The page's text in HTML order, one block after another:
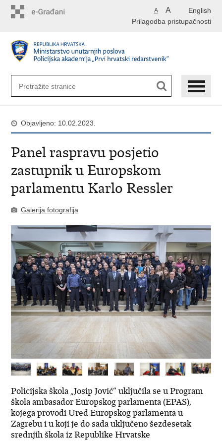
English
A A
Prilagodba pristupačnosti
Objavljeno: 10.02.2023.
Panel raspravu posjetio
zastupnik u Europskom
parlamentu Karlo Ressler
Galerija fotografija
Policijska škola „Josip Jović“ uključila se u Program
škola ambasador Europskog parlamenta (EPAS),
kojega provodi Ured Europskog parlamenta u
Zagrebu i u koji je do sada uključeno šezdesetak
srednjih škola iz Republike Hrvatske